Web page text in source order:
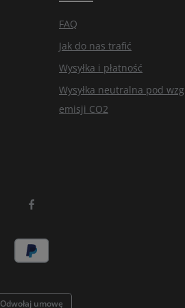
FAQ
Jak do nas trafić
Wysyłka i płatność
Wysyłka neutralna pod
emisji CO2
Odwołaj umowę